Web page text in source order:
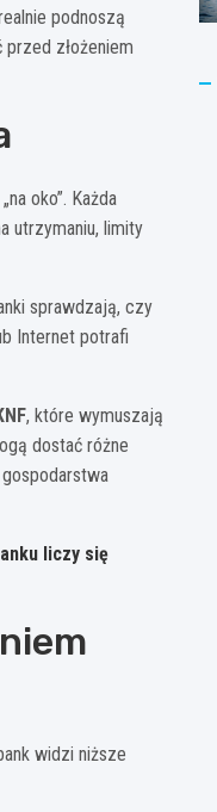
podnoszą
złożeniem
oko”. Każda
utrzymaniu, limity
sprawdzają, czy
Internet potrafi
, które wymuszają
dostać różne
liczy się
widzi niższe